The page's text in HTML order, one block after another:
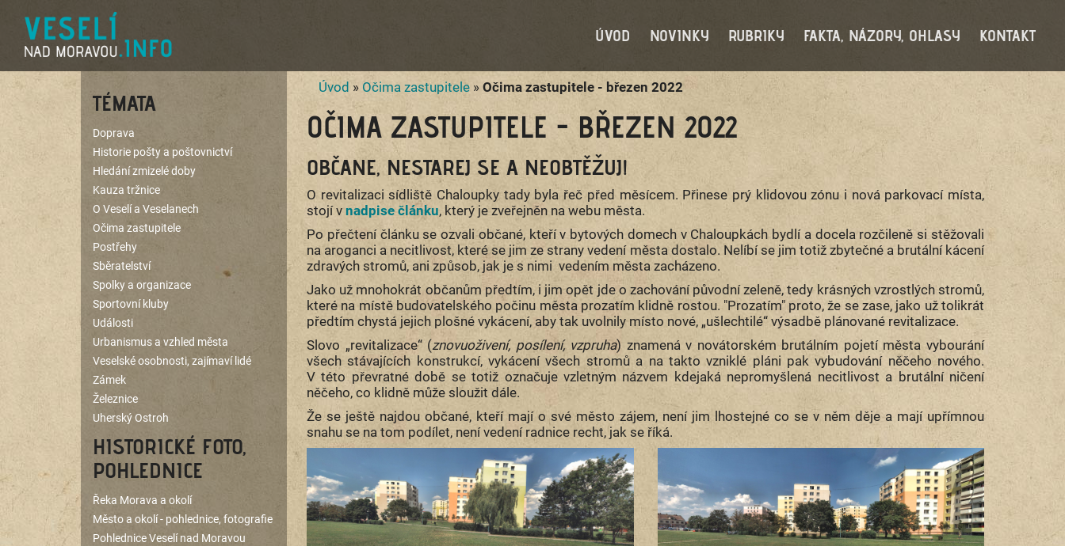
ÚVOD NOVINKY RUBRIKY FAKTA, NÁZORY, OHLASY KONTAKT
TÉMATA
Doprava
Historie pošty a poštovnictví
Hledání zmizelé doby
Kauza tržnice
O Veselí a Veselanech
Očima zastupitele
Postřehy
Sběratelství
Spolky a organizace
Sportovní kluby
Události
Urbanismus a vzhled města
Veselské osobnosti, zajímaví lidé
Zámek
Železnice
Uherský Ostroh
HISTORICKÉ FOTO,
POHLEDNICE
Řeka Morava a okolí
Město a okolí - pohlednice, fotografie
Pohlednice Veselí nad Moravou
Úvod » Očima zastupitele » Očima zastupitele - březen 2022
OČIMA ZASTUPITELE - BŘEZEN 2022
OBČANE, NESTAREJ SE A NEOBTĚŽUJ!
O revitalizaci sídliště Chaloupky tady byla řeč před měsícem. Přinese prý klidovou zónu i nová parkovací místa,
stojí v nadpise článku, který je zveřejněn na webu města.
Po přečtení článku se ozvali občané, kteří v bytových domech v Chaloupkách bydlí a docela rozčileně si stěžovali
na aroganci a necitlivost, které se jim ze strany vedení města dostalo. Nelíbí se jim totiž zbytečné a brutální kácení
zdravých stromů, ani způsob, jak je s nimi vedením města zacházeno.
Jako už mnohokrát občanům předtím, i jim opět jde o zachování původní zeleně, tedy krásných vzrostlých stromů,
které na místě budovatelského počinu města prozatím klidně rostou. "Prozatím" proto, že se zase, jako už tolikrát
předtím chystá jejich plošné vykácení, aby tak uvolnily místo nové, „ušlechtilé“ výsadbě plánované revitalizace.
Slovo „revitalizace“ (znovuoživení, posílení, vzpruha) znamená v novátorském brutálním pojetí města vybourání
všech stávajících konstrukcí, vykácení všech stromů a na takto vzniklé pláni pak vybudování něčeho nového.
V této převratné době se totiž označuje vzletným názvem kdejaká nepromyšlená necitlivost a brutální ničení
něčeho, co klidně může sloužit dále.
Že se ještě najdou občané, kteří mají o své město zájem, není jim lhostejné co se v něm děje a mají upřímnou
snahu se na tom podílet, není vedení radnice recht, jak se říká.